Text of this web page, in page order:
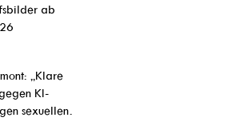
ab
„Klare
KI-
sexuellen